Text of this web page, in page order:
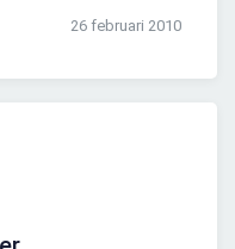
26 februari 2010